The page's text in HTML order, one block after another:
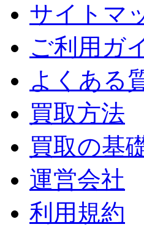
サイトマ
ご利用ガ
よくある
買取方法
買取の基
運営会社
利用規約